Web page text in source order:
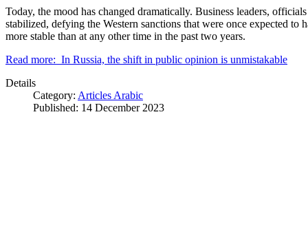
Today, the mood has changed dramatically. Business leaders,
stabilized, defying the Western sanctions that were once expected to
more stable than at any other time in the past two years.
Read more: In Russia, the shift in public opinion is unmistakable
Details
Category: Articles Arabic
Published: 14 December 2023